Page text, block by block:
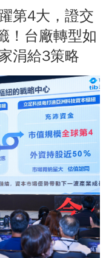
第4大，證交
！台廠轉型如
涓給3策略